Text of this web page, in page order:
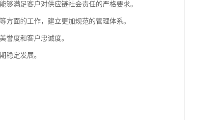
满足客户对供应链社会责任的严格要求。
方面的工作，建立更加规范的管理体系。
誉度和客户忠诚度。
稳定发展。